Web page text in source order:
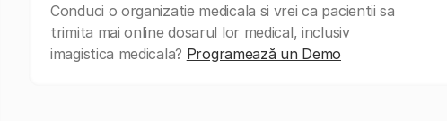
Conduci o organizatie medicala si vrei ca pacientii sa
trimita mai online dosarul lor medical, inclusiv
imagistica medicala? Programează un Demo